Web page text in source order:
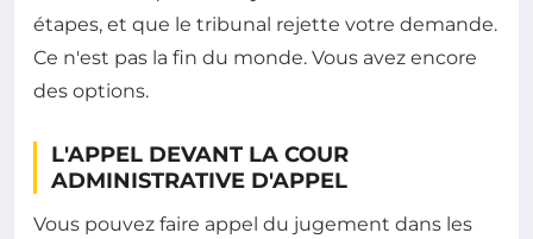
étapes, et que le tribunal rejette votre demande.
Ce n'est pas la fin du monde. Vous avez encore
des options.
L'APPEL DEVANT LA COUR
ADMINISTRATIVE D'APPEL
Vous pouvez faire appel du jugement dans les